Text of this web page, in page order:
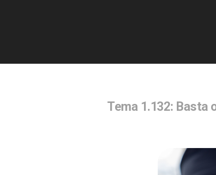
Tema 1.132: Basta